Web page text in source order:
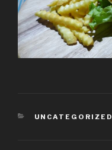
KATEGORIEN
UNCATEGORIZED